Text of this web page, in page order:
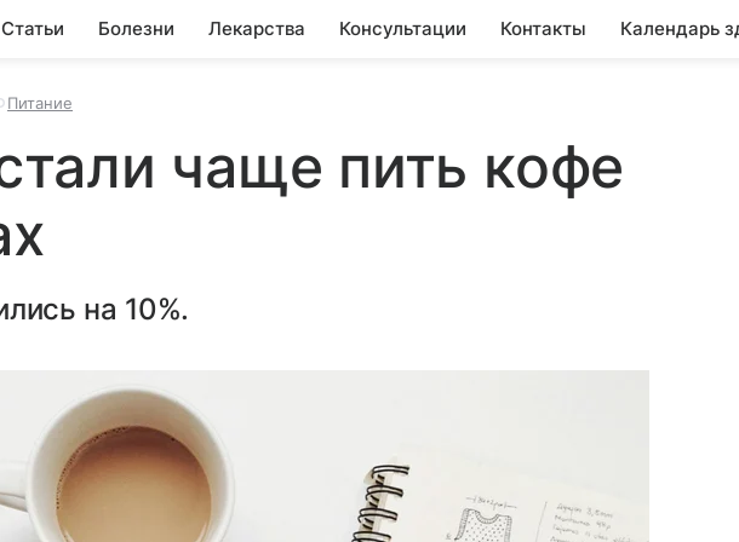
Статьи Болезни Лекарства Консультации Контакты Календарь
Питание
чаще пить кофе
на 10%.